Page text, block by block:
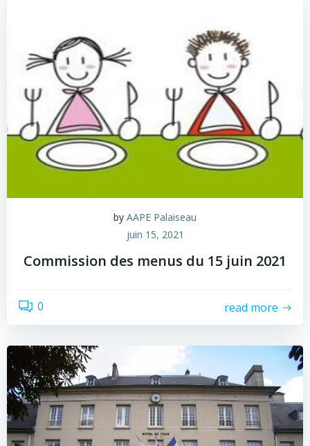
by AAPE Palaiseau
juin 15, 2021
Commission des menus du 15 juin 2021
0 read more